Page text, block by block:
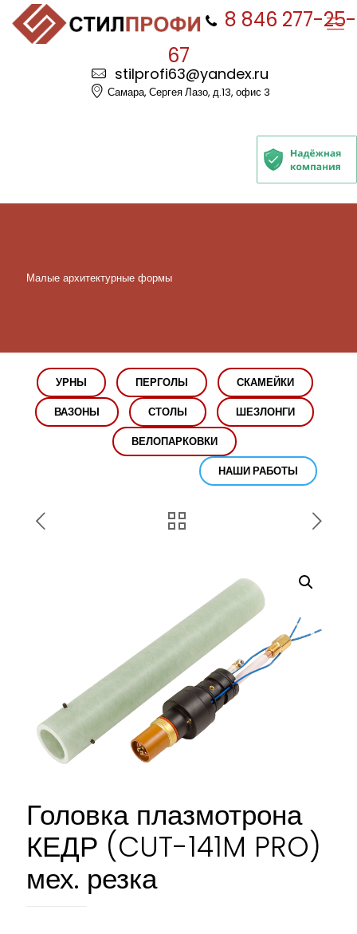
8 846 277-25-
67
stilprofi63@yandex.ru
Самара, Сергея Лазо, д.13, офис 3
Малые архитектурные формы
УРНЫ ПЕРГОЛЫ
СКАМЕЙКИ
ВАЗОНЫ
СТОЛЫ
ШЕЗЛОНГИ
ВЕЛОПАРКОВКИ
НАШИ РАБОТЫ
Головка плазмотрона
КЕДР (CUT-141M PRO)
мех. резка